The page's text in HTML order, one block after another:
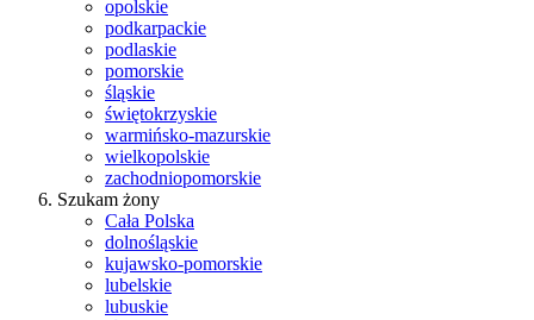
opolskie
podkarpackie
podlaskie
pomorskie
śląskie
świętokrzyskie
warmińsko-mazurskie
wielkopolskie
zachodniopomorskie
Szukam żony
Cała Polska
dolnośląskie
kujawsko-pomorskie
lubelskie
lubuskie